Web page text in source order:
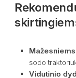
sodo
Vidutinio